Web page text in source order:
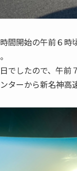
間開始の午前６
でしたので、午前
ーから新名神高